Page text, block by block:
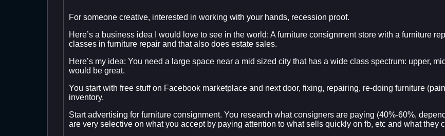
For someone creative, interested in working with your hands, recession proof.
Here’s a business idea I would love to see in the world: A furniture consignment store with a furniture
classes in furniture repair and that also does estate sales.
Here’s my idea: You need a large space near a mid sized city that has a wide class spectrum: upper,
would be great.
You start with free stuff on Facebook marketplace and next door, fixing, repairing, re-doing furniture
inventory.
Start advertising for furniture consignment. You research what consigners are paying (40%-60%,
are very selective on what you accept by paying attention to what sells quickly on fb, etc and what they